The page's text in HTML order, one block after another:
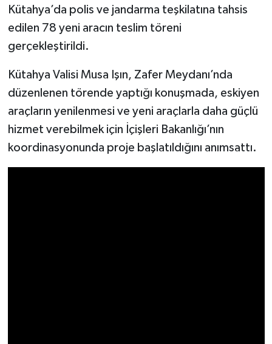
Kütahya’da polis ve jandarma teşkilatına tahsis
edilen 78 yeni aracın teslim töreni
gerçekleştirildi.
Kütahya Valisi Musa Işın, Zafer Meydanı’nda
düzenlenen törende yaptığı konuşmada, eskiyen
araçların yenilenmesi ve yeni araçlarla daha güçlü
hizmet verebilmek için İçişleri Bakanlığı’nın
koordinasyonunda proje başlatıldığını anımsattı.
Hisarcık
İlçeler
Köşe Yazıları
Kültür Sanat
Kütahya